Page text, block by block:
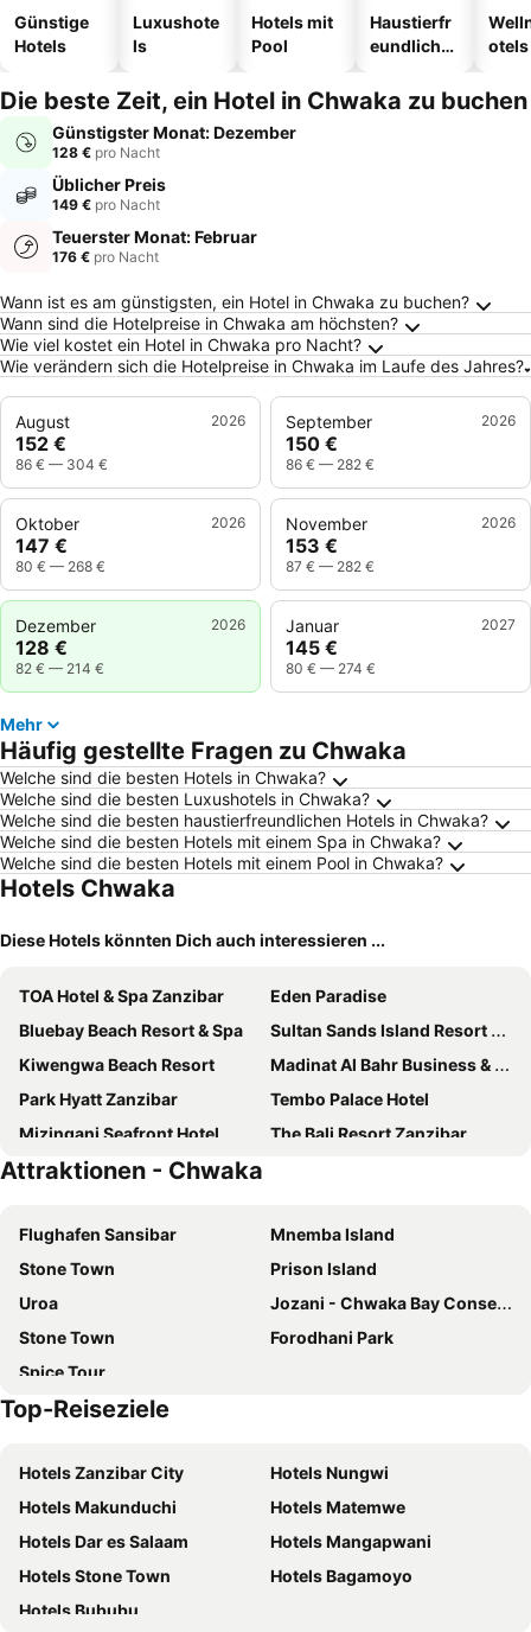
Günstige
Hotels
Luxushote
ls
Hotels mit
Pool
Haustierfr
eundliche
otels
Die beste Zeit, ein Hotel in Chwaka zu buchen
Günstigster Monat: Dezember
128 € pro Nacht
Üblicher Preis
149 € pro Nacht
Teuerster Monat: Februar
176 € pro Nacht
Häufig gestellte Fragen zu Chwaka
Wann ist es am günstigsten, ein Hotel in Chwaka zu buchen?
Wann sind die Hotelpreise in Chwaka am höchsten?
Wie viel kostet ein Hotel in Chwaka pro Nacht?
Wie verändern sich die Hotelpreise in Chwaka im Laufe des Jahres?
August 2026
152 €
86 € — 304 €
September 2026
150 €
86 € — 282 €
Oktober 2026
147 €
80 € — 268 €
November 2026
153 €
87 € — 282 €
Dezember 2026
128 €
82 € — 214 €
Januar 2027
145 €
80 € — 274 €
Mehr
Häufig gestellte Fragen zu Chwaka
Welche sind die besten Hotels in Chwaka?
Welche sind die besten Luxushotels in Chwaka?
Welche sind die besten haustierfreundlichen Hotels in Chwaka?
Welche sind die besten Hotels mit einem Spa in Chwaka?
Welche sind die besten Hotels mit einem Pool in Chwaka?
Hotels Chwaka
Diese Hotels könnten Dich auch interessieren ...
TOA Hotel & Spa Zanzibar
Eden Paradise
Bluebay Beach Resort & Spa
Sultan Sands Island Resort & Spa
Kiwengwa Beach Resort
Madinat Al Bahr Business & Spa Hotel
Park Hyatt Zanzibar
Tembo Palace Hotel
Mizingani Seafront Hotel
The Bali Resort Zanzibar
Sunny Palms Beach Bungalows
Zanzibella Hotel & SPA
Dhow Palace Hotel
Golden Tulip Stonetown Boutique
JAZ Elite Aurora
Tikitam Palms Boutique Hotel
Maru Maru Hotel
Ocean Boutique Hotel
Marafiki Bungalows
Baladin Zanzibar Beach
Royal Cliff Zanzibar
Zanzibar Palace Hotel
Azao Resort & Spa
Tembo Kiwengwa Resort
Boutique Hotel Matlai
Karibu Beach Resort
Chuini Zanzibar Beach Lodge
Diamonds Bijoux
Turkuaz Beach Zanzibar
Mangrove Lodge
Attraktionen - Chwaka
Flughafen Sansibar
Mnemba Island
Stone Town
Prison Island
Uroa
Jozani - Chwaka Bay Conservation Area
Stone Town
Forodhani Park
Spice Tour
Top-Reiseziele
Hotels Zanzibar City
Hotels Nungwi
Hotels Makunduchi
Hotels Matemwe
Hotels Dar es Salaam
Hotels Mangapwani
Hotels Stone Town
Hotels Bagamoyo
Hotels Bububu